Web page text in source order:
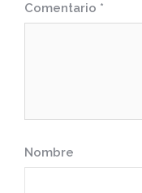
Comentario *
Nombre